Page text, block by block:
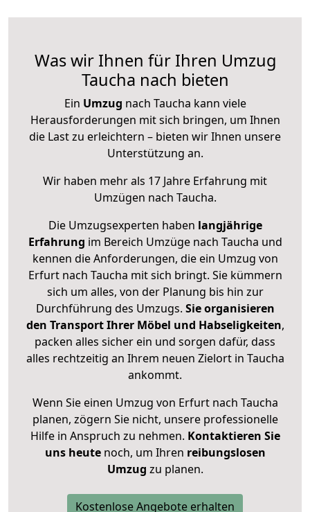
Was wir Ihnen für Ihren Umzug
Taucha nach bieten
Ein Umzug nach Taucha kann viele
Herausforderungen mit sich bringen, um Ihnen
die Last zu erleichtern – bieten wir Ihnen unsere
Unterstützung an.
Wir haben mehr als 17 Jahre Erfahrung mit
Umzügen nach Taucha.
Die Umzugsexperten haben langjährige
Erfahrung im Bereich Umzüge nach Taucha und
kennen die Anforderungen, die ein Umzug von
Erfurt nach Taucha mit sich bringt. Sie kümmern
sich um alles, von der Planung bis hin zur
Durchführung des Umzugs. Sie organisieren
den Transport Ihrer Möbel und Habseligkeiten,
packen alles sicher ein und sorgen dafür, dass
alles rechtzeitig an Ihrem neuen Zielort in Taucha
ankommt.
Wenn Sie einen Umzug von Erfurt nach Taucha
planen, zögern Sie nicht, unsere professionelle
Hilfe in Anspruch zu nehmen. Kontaktieren Sie
uns heutenoch, um Ihren reibungslosen
Umzug zu planen.
Kostenlose Angebote erhalten